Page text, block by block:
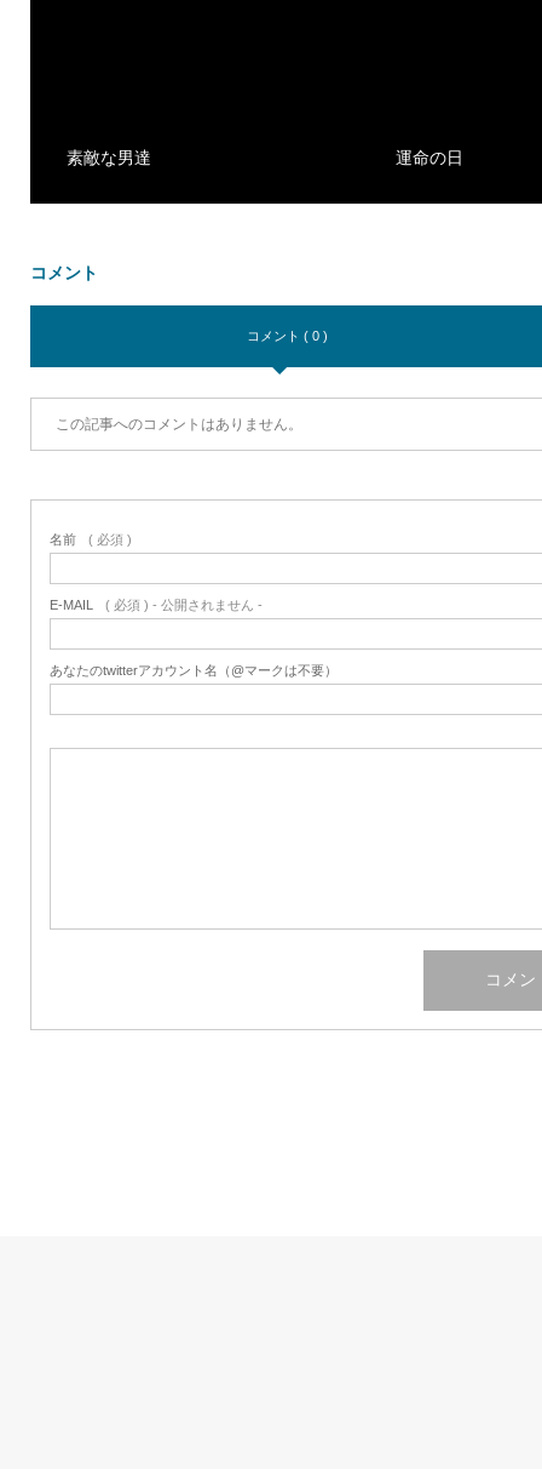
素敵な男達 運命の日
コメント
コメント ( 0 )
この記事へのコメントはありません。
名前 ( 必須 )
E-MAIL ( 必須 ) - 公開されません -
あなたのtwitterアカウント名（@マークは不要）